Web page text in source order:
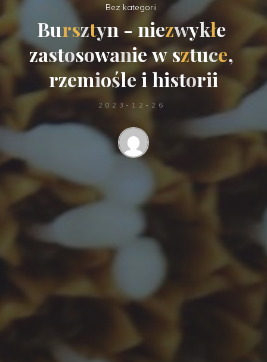
Bez kategorii
Bursztyn - niezwykłe
zastosowaniewsztuce,
rzemioślei historii
2023-12-26